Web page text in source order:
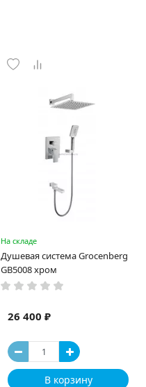
На складе
Душевая система Grocenberg
GB5008 хром
26 400 ₽
В корзину